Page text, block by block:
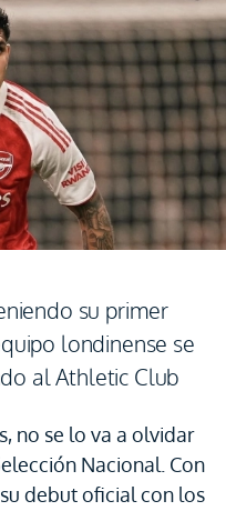
su primer
londinense se
al Athletic Club
no se lo va a olvidar
Nacional. Con
debut oficial con los